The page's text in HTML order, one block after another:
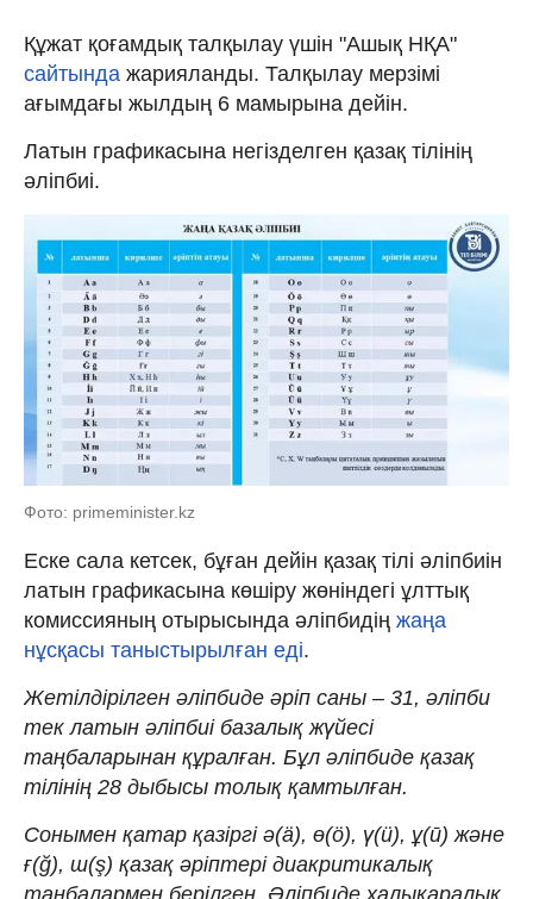
Құжат қоғамдық талқылау үшін "Ашық НҚА"
сайтында жарияланды. Талқылау мерзімі
ағымдағы жылдың 6 мамырына дейін.
Латын графикасына негізделген қазақ тілінің
әліпбиі.
Фото: primeminister.kz
Еске сала кетсек, бұған дейін қазақ тілі әліпбиін
латын графикасына көшіру жөніндегі ұлттық
комиссияның отырысында әліпбидің жаңа
нұсқасы таныстырылған еді.
Жетілдірілген әліпбиде әріп саны – 31, әліпби
тек латын әліпбиі базалық жүйесі
таңбаларынан құралған. Бұл әліпбиде қазақ
тілінің 28 дыбысы толық қамтылған.
Сонымен қатар қазіргі ә(ä), ө(ö), ү(ü), ұ(ū) және
ғ(ğ), ш(ş) қазақ әріптері диакритикалық